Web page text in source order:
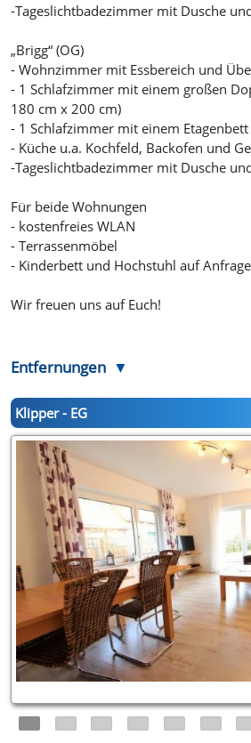
-Tageslichtbadezimmer mit Dusche
„Brigg“ (OG)
- Wohnzimmer mit Essbereich und
- 1 Schlafzimmer mit einem großen
180 cm x 200 cm)
- 1 Schlafzimmer mit einem
- Küche u.a. Kochfeld, Backofen und
-Tageslichtbadezimmer mit Dusche
Für beide Wohnungen
- kostenfreies WLAN
- Terrassenmöbel
- Kinderbett und Hochstuhl auf Anfrage
Wir freuen uns auf Euch!
Entfernungen
Klipper - EG